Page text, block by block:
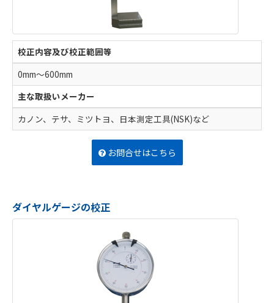
校正内容及び校正範囲等
0mm～600mm
主な取扱いメーカー
カノン、テサ、ミツトヨ、日本測定工具(NSK)など
お問合せはこちら
ダイヤルゲージの校正